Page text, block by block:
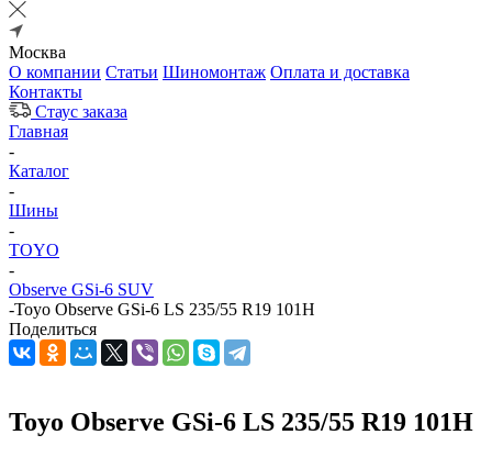
Москва
О компании Статьи Шиномонтаж Оплата и доставка
Контакты
Стаус заказа
Главная
-
Каталог
-
Шины
-
TOYO
-
Observe GSi-6 SUV
-Toyo Observe GSi-6 LS 235/55 R19 101H
Поделиться
Toyo Observe GSi-6 LS 235/55 R19 101H